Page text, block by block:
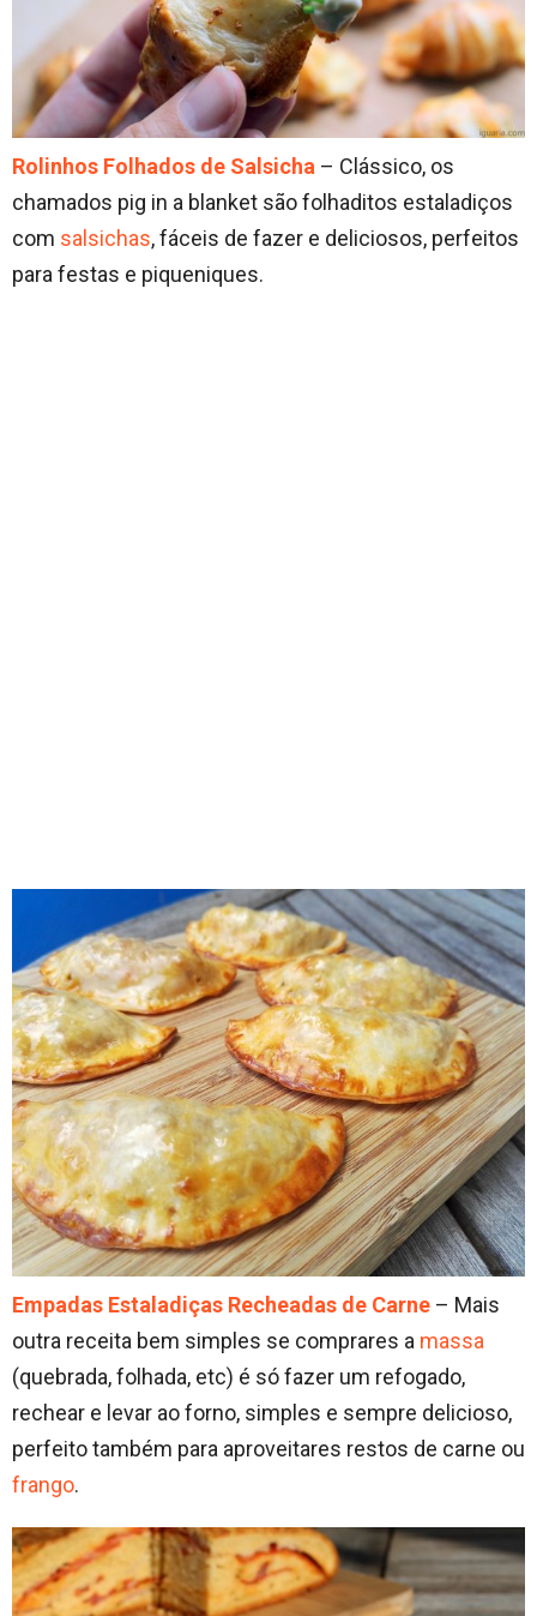
Rolinhos Folhados de Salsicha – Clássico, os
chamados pig in a blanket são folhaditos estaladiços
com salsichas, fáceis de fazer e deliciosos, perfeitos
para festas e piqueniques.
Empadas Estaladiças Recheadas de Carne – Mais
outra receita bem simples se comprares a massa
(quebrada, folhada, etc) é só fazer um refogado,
rechear e levar ao forno, simples e sempre delicioso,
perfeito também para aproveitares restos de carne ou
frango.